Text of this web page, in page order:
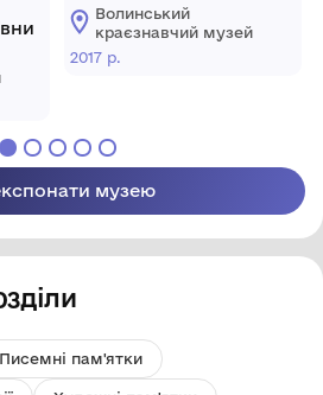
Волинський
краєзнавчий музей
2017 р.
музею
Писемні пам'ятки